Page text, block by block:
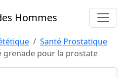
Hommes
Santé Prostatique
grenade pour la prostate